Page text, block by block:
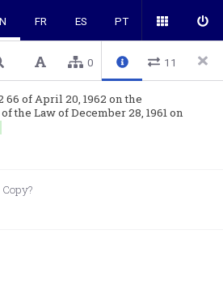
FR ES PT
0 11
66 of April 20, 1962 on the
the Law of December 28, 1961 on